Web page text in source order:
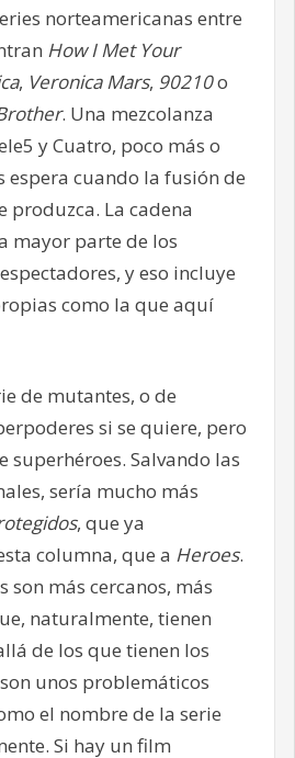
norteamericanas entre
How I Met Your
, Veronica Mars, 90210o
. Una mezcolanza
y Cuatro, poco más o
espera cuando la fusión de
produzca. La cadena
mayor parte de los
y eso incluye
como la que aquí
de mutantes, o de
si se quiere, pero
superhéroes. Salvando las
sería mucho más
, que ya
columna, que a Heroes.
son más cercanos, más
naturalmente, tienen
de los que tienen los
unos problemáticos
el nombre de la serie
Si hay un film